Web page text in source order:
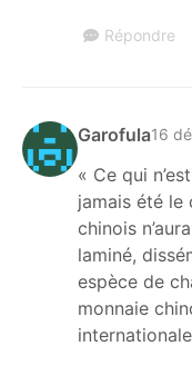
Répondre
Garofula16
« Ce qui
jamais été le
chinois
laminé,
espèce de
monnaie